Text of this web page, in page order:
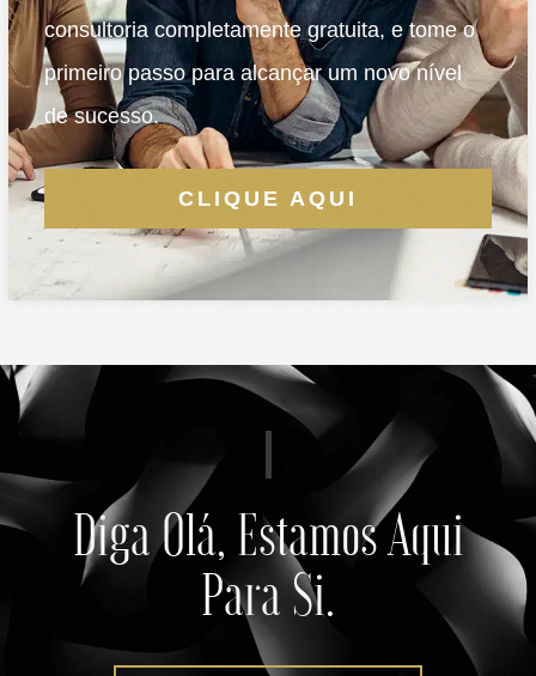
consultoria completamente gratuita, e tome o
primeiro passo para alcançar um novo nível
de sucesso.
CLIQUE AQUI
Diga Olá, Estamos Aqui
Para Si.